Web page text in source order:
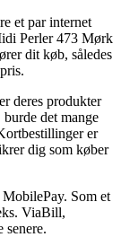
et par internet
Perler 473 Mørk
dit køb, således
deres produkter
det mange
er
dig som køber
Som et
ViaBill,
senere.